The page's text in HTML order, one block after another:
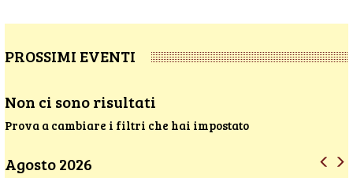
PROSSIMI EVENTI
Non ci sono risultati
Prova a cambiare i filtri che hai impostato
Agosto 2026